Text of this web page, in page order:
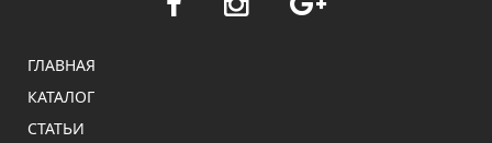
ГЛАВНАЯ
КАТАЛОГ
СТАТЬИ